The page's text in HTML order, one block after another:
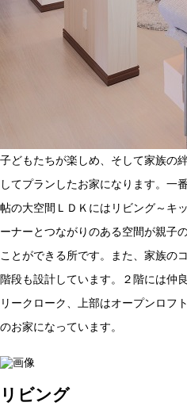
子どもたちが楽しめ、そして家族の
してプランしたお家になります。一
帖の大空間ＬＤＫにはリビング～キ
ーナーとつながりのある空間が親子
ことができる所です。また、家族の
階段も設計しています。２階には仲
リークローク、上部はオープンロフ
のお家になっています。
リビング